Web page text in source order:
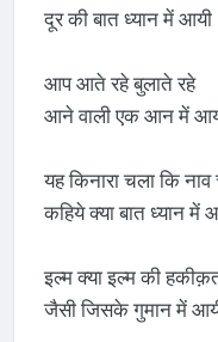
दूर की बात ध्यान में आयी
आप आते रहे बुलाते रहे
आने वाली एक आन में
यह किनारा चला कि नाव
कहिये क्या बात ध्यान में
इल्म क्या इल्म की
जैसी जिसके गुमान में